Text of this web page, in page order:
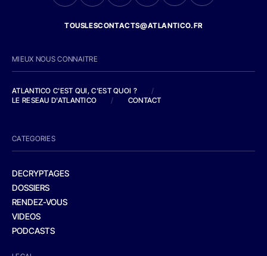
TOUSLESCONTACTS@ATLANTICO.FR
MIEUX NOUS CONNAITRE
ATLANTICO C'EST QUI, C'EST QUOI ?
/
LE RESEAU D'ATLANTICO
/ CONTACT
CATEGORIES
DECRYPTAGES
DOSSIERS
RENDEZ-VOUS
VIDEOS
PODCASTS